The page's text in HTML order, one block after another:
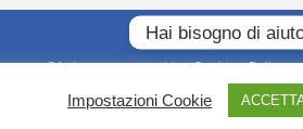
-Cookies Policy
Impostazioni Cookie
Hai bisogno di